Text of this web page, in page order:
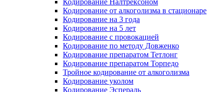
Кодирование Налтрексоном
Кодирование от алкоголизма в стационаре
Кодирование на 3 года
Кодирование на 5 лет
Кодирование с провокацией
Кодирование по методу Довженко
Кодирование препаратом Тетлонг
Кодирование препаратом Торпедо
Тройное кодирование от алкоголизма
Кодирование уколом
Кодирование Эспераль